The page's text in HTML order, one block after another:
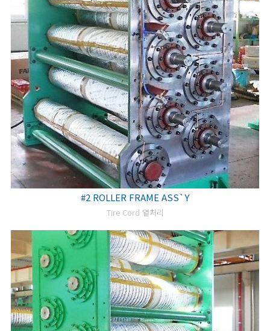
#2 ROLLER FRAME ASS`Y
Tire Cord 열처리